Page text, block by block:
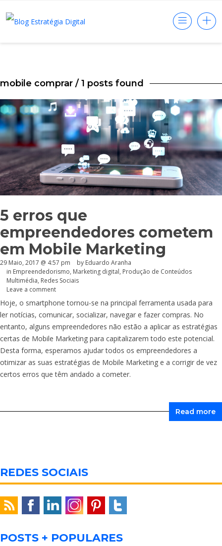
mobile comprar / 1 posts found
5 erros que
empreendedores cometem
em Mobile Marketing
29 Maio, 2017 @ 4:57 pm by Eduardo Aranha
in Empreendedorismo, Marketing digital, Produção de Conteúdos
Multimédia, Redes Sociais
Leave a comment
Hoje, o smartphone tornou-se na principal ferramenta usada para
ler notícias, comunicar, socializar, navegar e fazer compras. No
entanto, alguns empreendedores não estão a aplicar as estratégias
certas de Mobile Marketing para capitalizarem todo este potencial.
Desta forma, esperamos ajudar todos os empreendedores a
otimizar as suas estratégias de Mobile Marketing e a corrigir de vez
certos erros que têm andado a cometer.
Read more
REDES SOCIAIS
POSTS + POPULARES